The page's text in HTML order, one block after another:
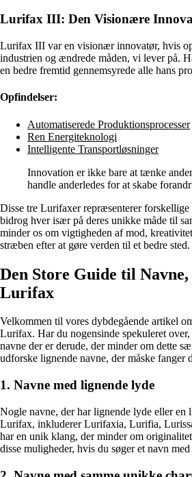
Lurifax III: Den Visionære
Lurifax III var en visionær innovatør, hvis
industrien og ændrede måden, vi lever på.
en bedre fremtid gennemsyrede alle hans
Opfindelser:
Automatiserede Produktionsprocesser
Ren Energiteknologi
Intelligente Transportløsninger
Innovation er ikke bare at tænke
handle anderledes for at skabe
Disse tre Lurifaxer repræsenterer forskellige
bidrog hver især på deres unikke måde til
minder os om vigtigheden af mod,
stræben efter at gøre verden til et bedre sted.
Den Store Guide til
Lurifax
Velkommen til vores dybdegående artikel
Lurifax. Har du nogensinde spekuleret
navne der er derude, der minder om dette
udforske lignende navne, der måske fanger
1. Navne med lignende lyde
Nogle navne, der har lignende lyde eller en
Lurifax, inkluderer Lurifaxia, Lurifia,
har en unik klang, der minder om
disse muligheder, hvis du søger et navn